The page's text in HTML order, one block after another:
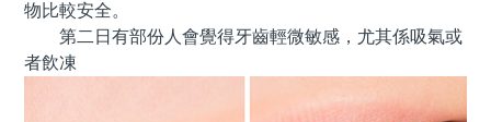
物比較安全。
第二日有部份人會覺得牙齒輕微敏感，尤其係吸氣或
者飲凍